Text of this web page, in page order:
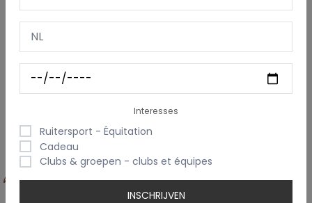
een bedrijfslogo
een persoonlijke tekst
Dankzij de hoogwaardige borduring ontstaat een duurzame
en stijlvolle afwerking die mooi blijft, ook na veelvuldig
gebruik en wassen.
Perfect voor feesten, cadeaus en
professioneel gebruik
Interesses
Ruitersport - Équitation
Cadeau
Clubs & groepen - clubs et équipes
INSCHRIJVEN